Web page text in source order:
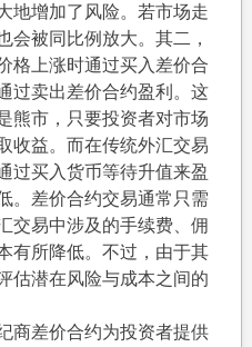
地增加了风险。若市场走
会被同比例放大。其二，
格上涨时通过买入差价合
过卖出差价合约盈利。这
熊市，只要投资者对市场
收益。而在传统外汇交易
过买入货币等待升值来盈
。差价合约交易通常只需
交易中涉及的手续费、佣
有所降低。不过，由于其
估潜在风险与成本之间的
商差价合约为投资者提供